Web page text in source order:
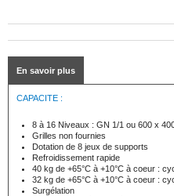
En savoir plus
CAPACITE :
8 à 16 Niveaux : GN 1/1 ou 600 x
Grilles non fournies
Dotation de 8 jeux de supports
Refroidissement rapide
40 kg de +65°C à +10°C à coeur :
32 kg de +65°C à +10°C à coeur :
Surgélation